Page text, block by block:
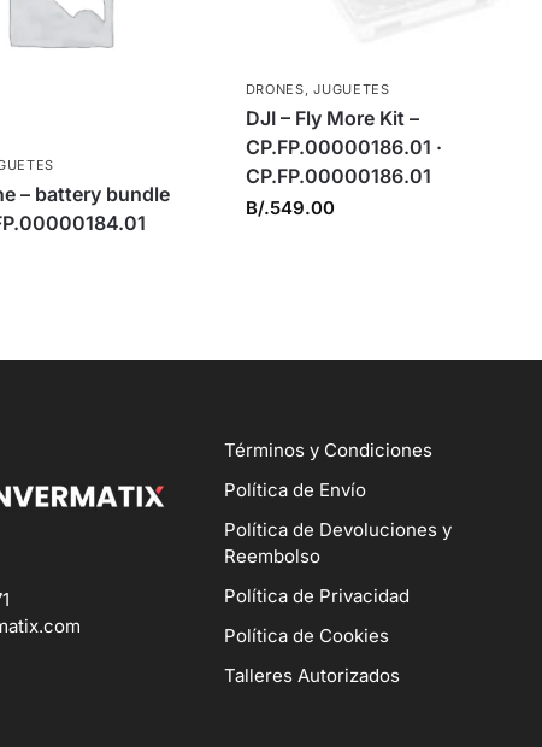
– battery bundle
DRONES,JUGUETES
DJI – Fly More Kit –
CP.FP.00000186.01 ·
CP.FP.00000186.01
B/.549.00
Términos y Condiciones
Política de Envío
Política de Devoluciones y
Reembolso
Política de Privacidad
Política de Cookies
Talleres Autorizados